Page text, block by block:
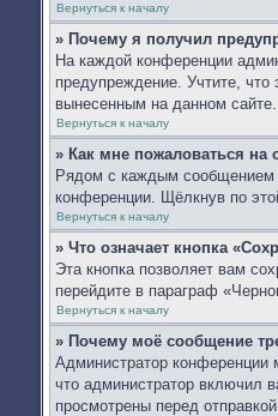
Вернуться к началу
» Почему я получил
На каждой конференции
предупреждение. Учтите,
вынесенным на данном
Вернуться к началу
» Как мне пожаловаться на
Рядом с каждым сообщением
конференции. Щёлкнув по
Вернуться к началу
» Что означает кнопка
Эта кнопка позволяет вам
перейдите в параграф
Вернуться к началу
» Почему моё сообщение
Администратор конференции
что администратор включил
просмотрены перед